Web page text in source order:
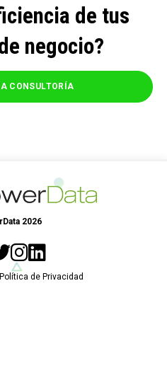
de tus
negocio?
CONSULTORÍA
2026
Política de Privacidad